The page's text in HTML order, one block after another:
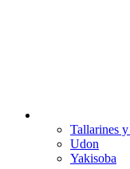
Tallarines
Udon
Yakisoba